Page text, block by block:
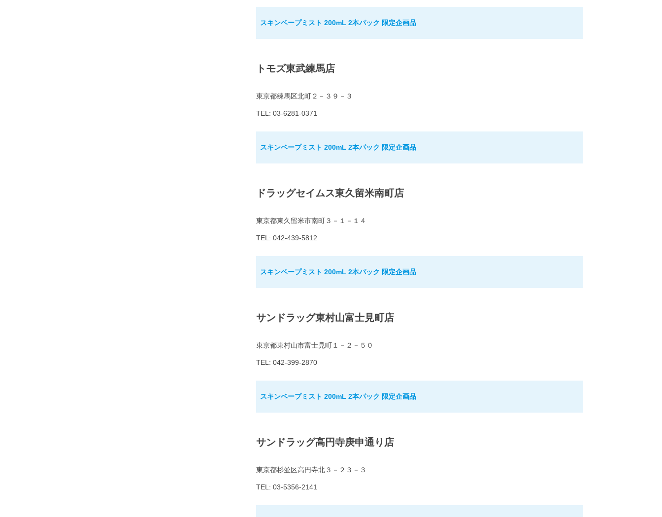
スキンベープミスト 200mL 2本パック 限定企画品
トモズ東武練馬店
東京都練馬区北町２－３９－３
TEL: 03-6281-0371
スキンベープミスト 200mL 2本パック 限定企画品
ドラッグセイムス東久留米南町店
東京都東久留米市南町３－１－１４
TEL: 042-439-5812
スキンベープミスト 200mL 2本パック 限定企画品
サンドラッグ東村山富士見町店
東京都東村山市富士見町１－２－５０
TEL: 042-399-2870
スキンベープミスト 200mL 2本パック 限定企画品
サンドラッグ高円寺庚申通り店
東京都杉並区高円寺北３－２３－３
TEL: 03-5356-2141